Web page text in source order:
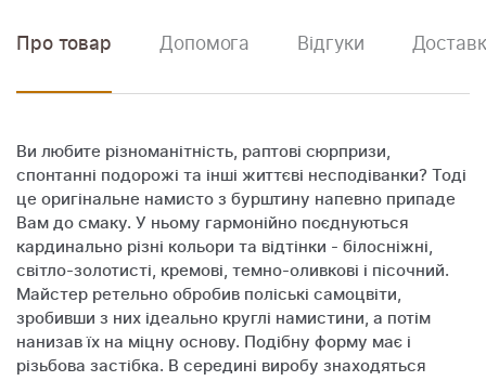
Про товар Допомога Відгуки
Ви любите різноманітність, раптові сюрпризи,
спонтанні подорожі та інші життєві несподіванки? Тоді
це оригінальне намисто з бурштину напевно припаде
Вам до смаку. У ньому гармонійно поєднуються
кардинально різні кольори та відтінки - білосніжні,
світло-золотисті, кремові, темно-оливкові і пісочний.
Майстер ретельно обробив поліські самоцвіти,
зробивши з них ідеально круглі намистини, а потім
нанизав їх на міцну основу. Подібну форму має і
різьбова застібка. В середині виробу знаходяться